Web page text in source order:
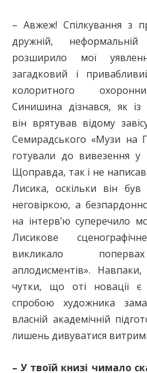
– Авжеж! Спілкування з
дружній,
розширило мої
загадковий і
колоритного
Синишина дізнався, як із
він врятував відому
Семирадського «Музи на
готували до вивезення у
Щоправда, так і не
Лисика, оскільки він
неговіркою, а
на інтерв’ю суперечило
Лисикове
викликало
аплодисментів».
чутки, що оті новації є
спробою художника
власній академічній
лишень дивуватися
– У твоїй книзі чимало